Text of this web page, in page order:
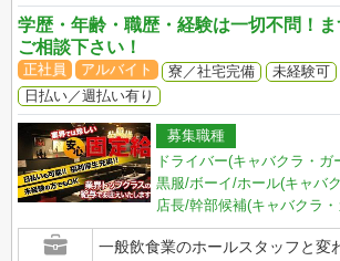
学歴・年齢・職歴・経験は一切不問！
ご相談下さい！
正社員 アルバイト 寮／社宅完備
未経験可
日払い／週払い有り
募集職種
ドライバー(キャバクラ・ガ
黒服/ボーイ/ホール(キャバ
店長/幹部候補(キャバクラ
一般飲食業のホールスタッフと変